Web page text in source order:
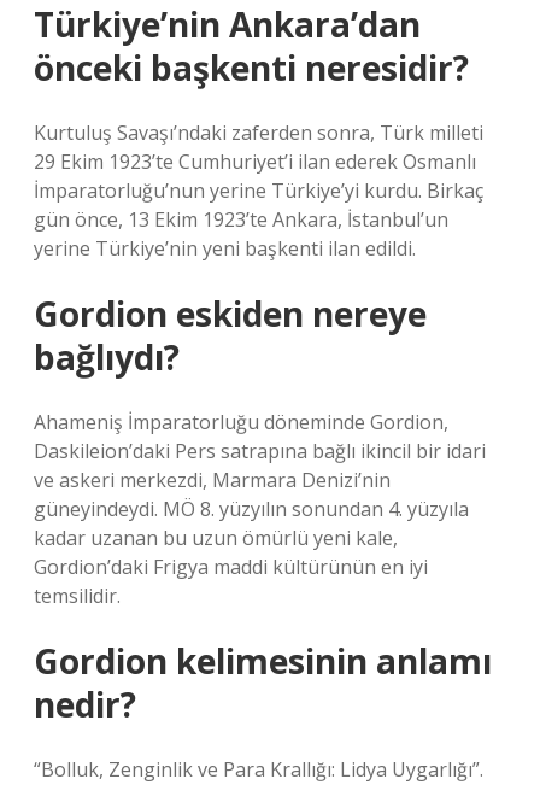
Türkiye’nin Ankara’dan
önceki başkenti neresidir?
Kurtuluş Savaşı’ndaki zaferden sonra, Türk milleti
29 Ekim 1923’te Cumhuriyet’i ilan ederek Osmanlı
İmparatorluğu’nun yerine Türkiye’yi kurdu. Birkaç
gün önce, 13 Ekim 1923’te Ankara, İstanbul’un
yerine Türkiye’nin yeni başkenti ilan edildi.
Gordion eskiden nereye
bağlıydı?
Ahameniş İmparatorluğu döneminde Gordion,
Daskileion’daki Pers satrapına bağlı ikincil bir idari
ve askeri merkezdi, Marmara Denizi’nin
güneyindeydi. MÖ 8. yüzyılın sonundan 4. yüzyıla
kadar uzanan bu uzun ömürlü yeni kale,
Gordion’daki Frigya maddi kültürünün en iyi
temsilidir.
Gordion kelimesinin anlamı
nedir?
“Bolluk, Zenginlik ve Para Krallığı: Lidya Uygarlığı”.